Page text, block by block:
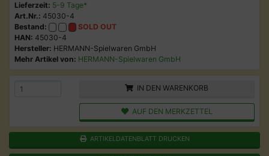
Lieferzeit: 5-9 Tage*
Art.Nr.: 45030-4
Bestand:
SOLD OUT
HAN: 45030-4
Hersteller: HERMANN-Spielwaren GmbH
Mehr Artikel von: HERMANN-Spielwaren GmbH
IN DEN WARENKORB
AUF DEN MERKZETTEL
ARTIKELDATENBLATT DRUCKEN